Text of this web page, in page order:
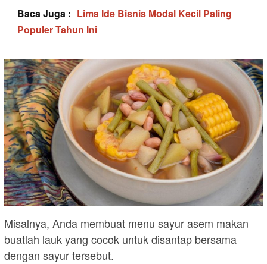
Baca Juga : Lima Ide Bisnis Modal Kecil Paling
Populer Tahun Ini
Misalnya, Anda membuat menu sayur asem makan
buatlah lauk yang cocok untuk disantap bersama
dengan sayur tersebut.